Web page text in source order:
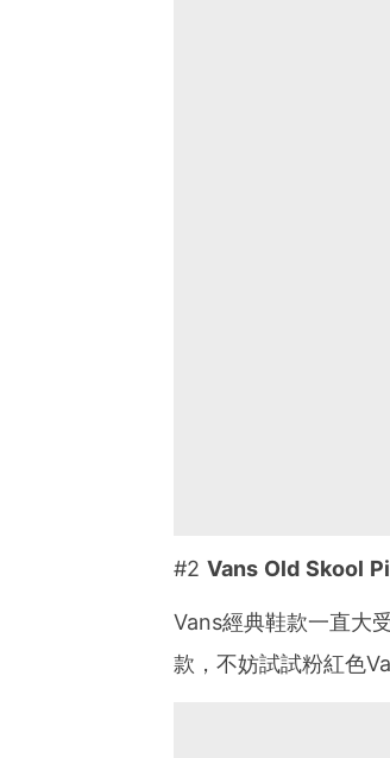
#2 Vans Old Skool
Vans經典鞋款一直大
款，不妨試試粉紅色